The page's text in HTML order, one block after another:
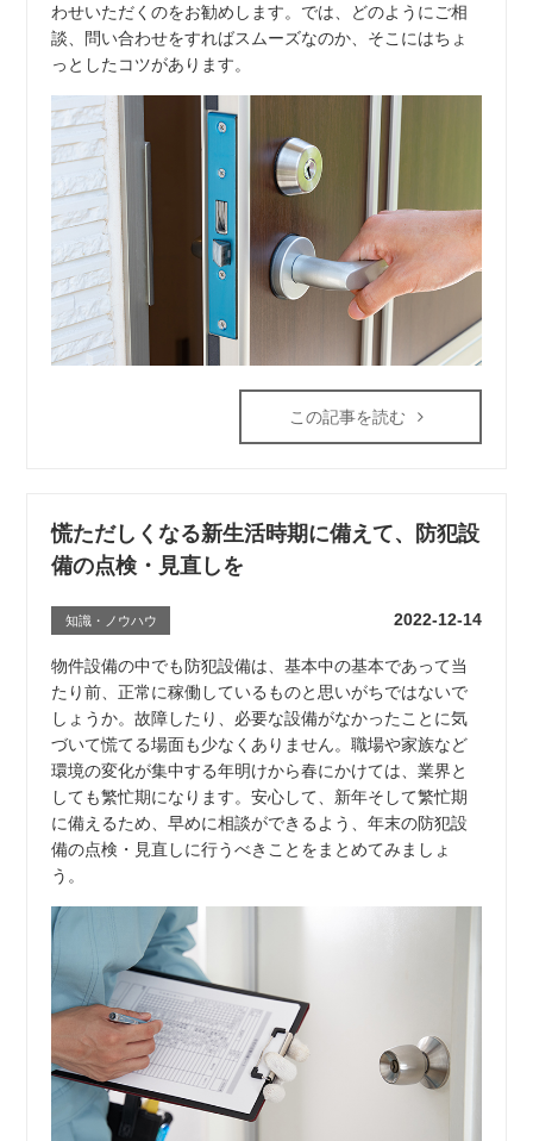
わせいただくのをお勧めします。では、どのようにご相
談、問い合わせをすればスムーズなのか、そこにはちょ
っとしたコツがあります。
この記事を読む
慌ただしくなる新生活時期に備えて、防犯設
備の点検・見直しを
知識・ノウハウ 2022-12-14
物件設備の中でも防犯設備は、基本中の基本であって当
たり前、正常に稼働しているものと思いがちではないで
しょうか。故障したり、必要な設備がなかったことに気
づいて慌てる場面も少なくありません。職場や家族など
環境の変化が集中する年明けから春にかけては、業界と
しても繁忙期になります。安心して、新年そして繁忙期
に備えるため、早めに相談ができるよう、年末の防犯設
備の点検・見直しに行うべきことをまとめてみましょ
う。